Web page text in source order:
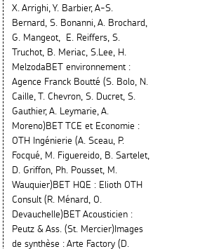
X. Arrighi, Y. Barbier, A-S.
Bernard, S. Bonanni, A. Brochard,
G. Mangeot, E. Reiffers, S.
Truchot, B. Meriac, S.Lee, H.
MelzodaBET environnement :
Agence Franck Boutté (S. Bolo, N.
Caille, T. Chevron, S. Ducret, S.
Gauthier, A. Leymarie, A.
Moreno)BET TCE et Economie :
OTH Ingénierie (A. Sceau, P.
Focqué, M. Figuereido, B. Sartelet,
D. Griffon, Ph. Pousset, M.
Wauquier)BET HQE : Elioth OTH
Consult (R. Ménard, O.
Devauchelle)BET Acousticien :
Peutz & Ass. (St. Mercier)Images
de synthèse : Arte Factory (D.